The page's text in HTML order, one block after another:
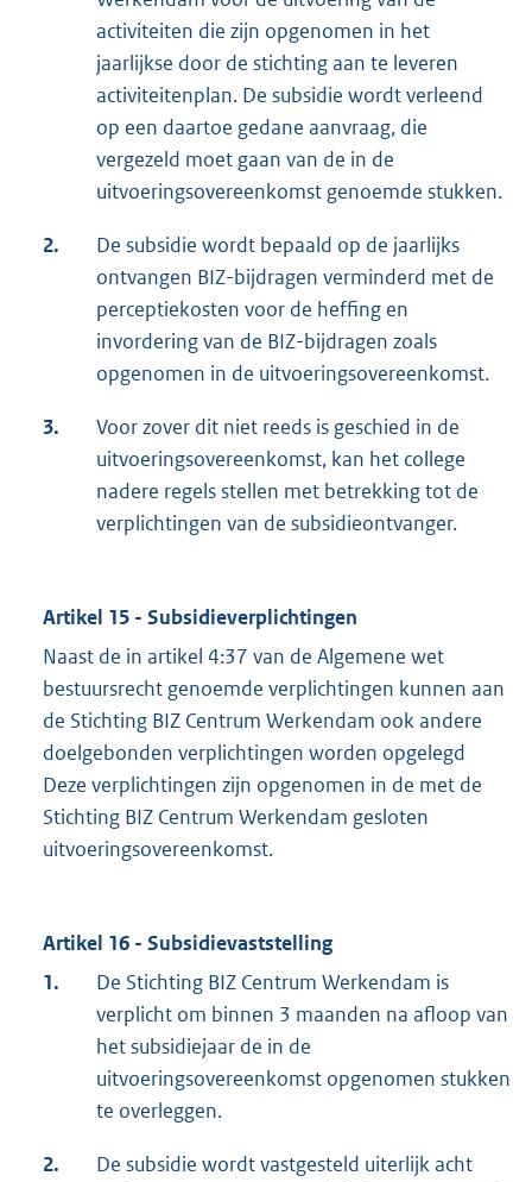
activiteiten die zijn opgenomen in het
jaarlijkse door de stichting aan te leveren
activiteitenplan. De subsidie wordt verleend
op een daartoe gedane aanvraag, die
vergezeld moet gaan van de in de
uitvoeringsovereenkomst genoemde stukken.
2.
De subsidie wordt bepaald op de jaarlijks
ontvangen BIZ-bijdragen verminderd met de
perceptiekosten voor de heffing en
invordering van de BIZ-bijdragen zoals
opgenomen in de uitvoeringsovereenkomst.
3.
Voor zover dit niet reeds is geschied in de
uitvoeringsovereenkomst, kan het college
nadere regels stellen met betrekking tot de
verplichtingen van de subsidieontvanger.
Artikel 15 - Subsidieverplichtingen
Naast de in artikel 4:37 van de Algemene wet
bestuursrecht genoemde verplichtingen kunnen aan
de Stichting BIZ Centrum Werkendam ook andere
doelgebonden verplichtingen worden opgelegd
Deze verplichtingen zijn opgenomen in de met de
Stichting BIZ Centrum Werkendam gesloten
uitvoeringsovereenkomst.
Artikel 16 - Subsidievaststelling
1.
De Stichting BIZ Centrum Werkendam is
verplicht om binnen 3 maanden na afloop van
het subsidiejaar de in de
uitvoeringsovereenkomst opgenomen stukken
te overleggen.
2.
De subsidie wordt vastgesteld uiterlijk acht